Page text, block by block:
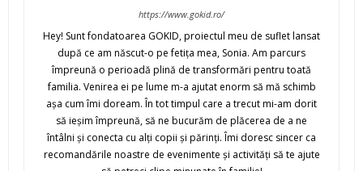
https://www.gokid.ro/
Hey! Sunt fondatoarea GOKID, proiectul meu de suflet lansat
după ce am născut-o pe fetiţa mea, Sonia. Am parcurs
împreună o perioadă plină de transformări pentru toată
familia. Venirea ei pe lume m-a ajutat enorm să mă schimb
aşa cum îmi doream. În tot timpul care a trecut mi-am dorit
să ieşim împreună, să ne bucurăm de plăcerea de a ne
întâlni şi conecta cu alţi copii şi părinţi. Îmi doresc sincer ca
recomandările noastre de evenimente şi activităţi să te ajute